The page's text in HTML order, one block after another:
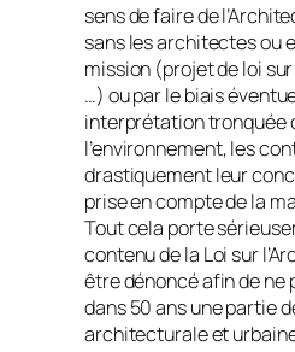
sens de faire de
sans les architectes ou
mission (projet de loi sur
…) ou par le biais
interprétation tronquée
l’environnement, les
drastiquement leur
prise en compte de la
Tout cela porte
contenu de la Loi sur
être dénoncé afin de ne
dans 50 ans une partie
architecturale et